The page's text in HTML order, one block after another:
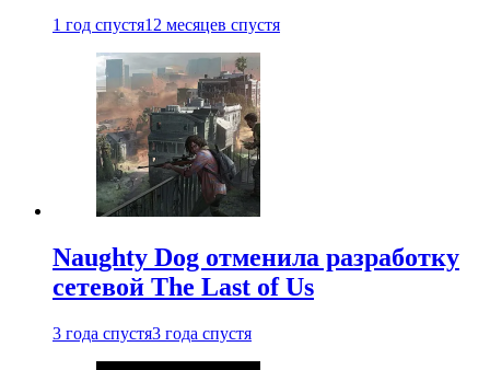
1 год спустя12 месяцев спустя
Naughty Dog отменила разработку
сетевой The Last of Us
3 года спустя3 года спустя